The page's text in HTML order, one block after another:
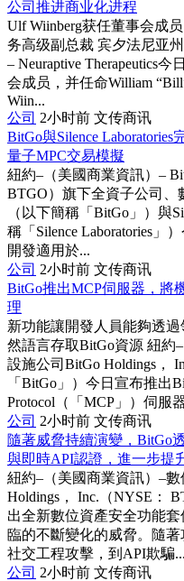
公司推进商业化进程
Ulf Wiinberg获任董事会成
务高级副总裁 宾夕法尼亚
– Neuraptive Therapeutics
会成员，并任命William
Wiin...
公司 2小时前 文传商讯
BitGo與Silence
量子MPC交易模擬
紐約–（美國商業資訊）–
BTGO）旗下全資子公司、
（以下簡稱「BitGo」）與
稱「Silence Laboratories」
開發適用於...
公司 2小时前 文传商讯
BitGo推出MCP伺服器，將
理
新功能讓開發人員能夠透
然語言存取BitGo資源 紐約
設施公司BitGo Holdings，
「BitGo」）今日宣布推出
Protocol（「MCP」）伺服
公司 2小时前 文传商讯
隨著威脅持續演變，BitGo
與即時API認證，進一步提
紐約–（美國商業資訊）–
Holdings， Inc.（NYSE：
出全新數位資產安全功能
臨的不斷變化的威脅。隨
社交工程攻擊，到API欺騙...
公司 2小时前 文传商讯